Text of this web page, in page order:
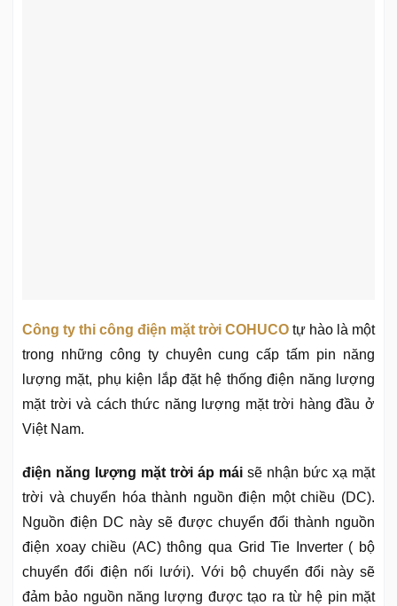
Công ty thi công điện mặt trời COHUCO tự hào là một
trong những công ty chuyên cung cấp tấm pin năng
lượng mặt, phụ kiện lắp đặt hệ thống điện năng lượng
mặt trời và cách thức năng lượng mặt trời hàng đầu ở
Việt Nam.
điện năng lượng mặt trời áp mái sẽ nhận bức xạ mặt
trời và chuyển hóa thành nguồn điện một chiều (DC).
Nguồn điện DC này sẽ được chuyển đổi thành nguồn
điện xoay chiều (AC) thông qua Grid Tie Inverter ( bộ
chuyển đổi điện nối lưới). Với bộ chuyển đổi này sẽ
đảm bảo nguồn năng lượng được tạo ra từ hệ pin mặt